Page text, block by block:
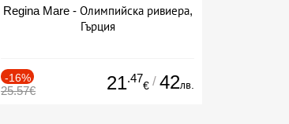
Regina Mare - Олимпийска ривиера,
Гърция
-16%
25.57€ 21.47
€ / 42лв.